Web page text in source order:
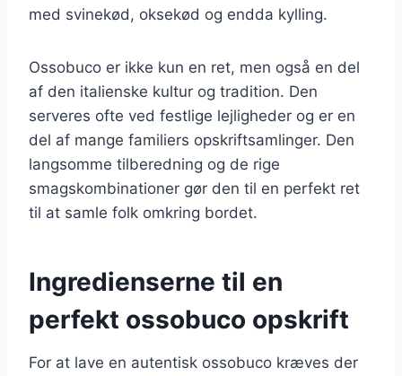
med svinekød, oksekød og endda kylling.
Ossobuco er ikke kun en ret, men også en del
af den italienske kultur og tradition. Den
serveres ofte ved festlige lejligheder og er en
del af mange familiers opskriftsamlinger. Den
langsomme tilberedning og de rige
smagskombinationer gør den til en perfekt ret
til at samle folk omkring bordet.
Ingredienserne til en
perfekt ossobuco opskrift
For at lave en autentisk ossobuco kræves der